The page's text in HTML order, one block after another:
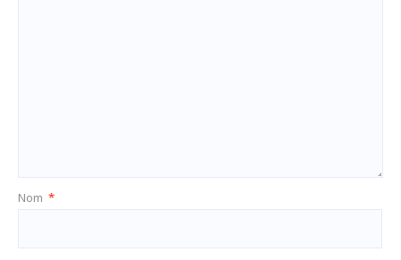
Nom *